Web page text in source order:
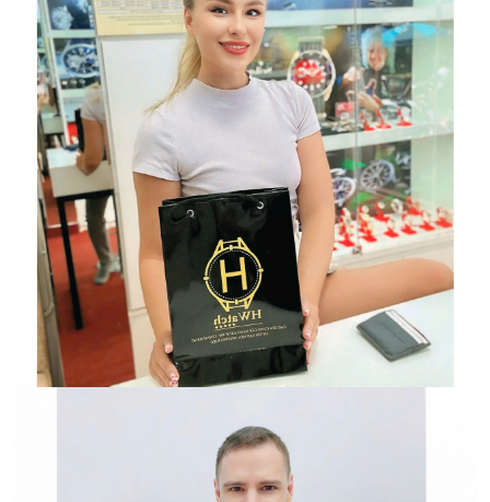
HWATCH Chuyên Nhập khẩu Và Phân Phối Các Loại
Đồng Hồ Chính Hãng
Hwatch Chuyên Nhập khẩu Và Phân Phối Các Loại
Đồng Hồ Chính Hãng
Hwatch Chuyên Nhập khẩu Và Phân Phối Các Loại